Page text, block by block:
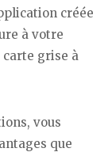
créée
à votre
carte grise à
vous
que